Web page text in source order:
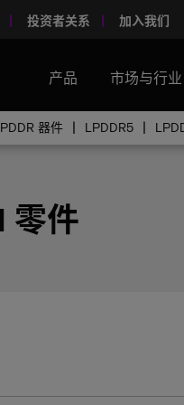
投资者关系 加入我们
产品 市场与行业
器件 LPDDR5
零件